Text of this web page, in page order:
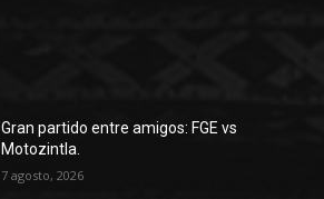
Gran partido entre amigos: FGE vs
Motozintla.
7 agosto, 2026